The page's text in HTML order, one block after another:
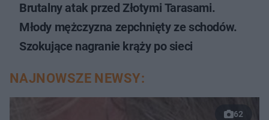
Brutalny atak przed Złotymi Tarasami.
Młody mężczyzna zepchnięty ze schodów.
Szokujące nagranie krąży po sieci
NAJNOWSZE NEWSY:
62